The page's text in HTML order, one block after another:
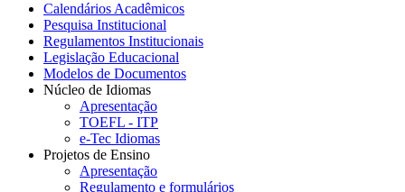
Calendários Acadêmicos
Pesquisa Institucional
Regulamentos Institucionais
Legislação Educacional
Modelos de Documentos
Núcleo de Idiomas
Apresentação
TOEFL - ITP
e-Tec Idiomas
Projetos de Ensino
Apresentação
Regulamento e formulários